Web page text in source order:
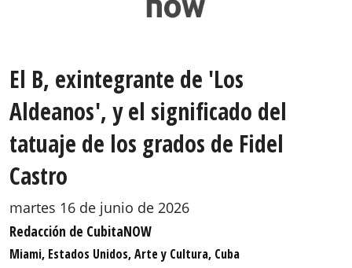
El B, exintegrante de 'Los
Aldeanos', y el significado del
tatuaje de los grados de Fidel
Castro
martes 16 de junio de 2026
Redacción de CubitaNOW
Miami, Estados Unidos, Arte y Cultura, Cuba